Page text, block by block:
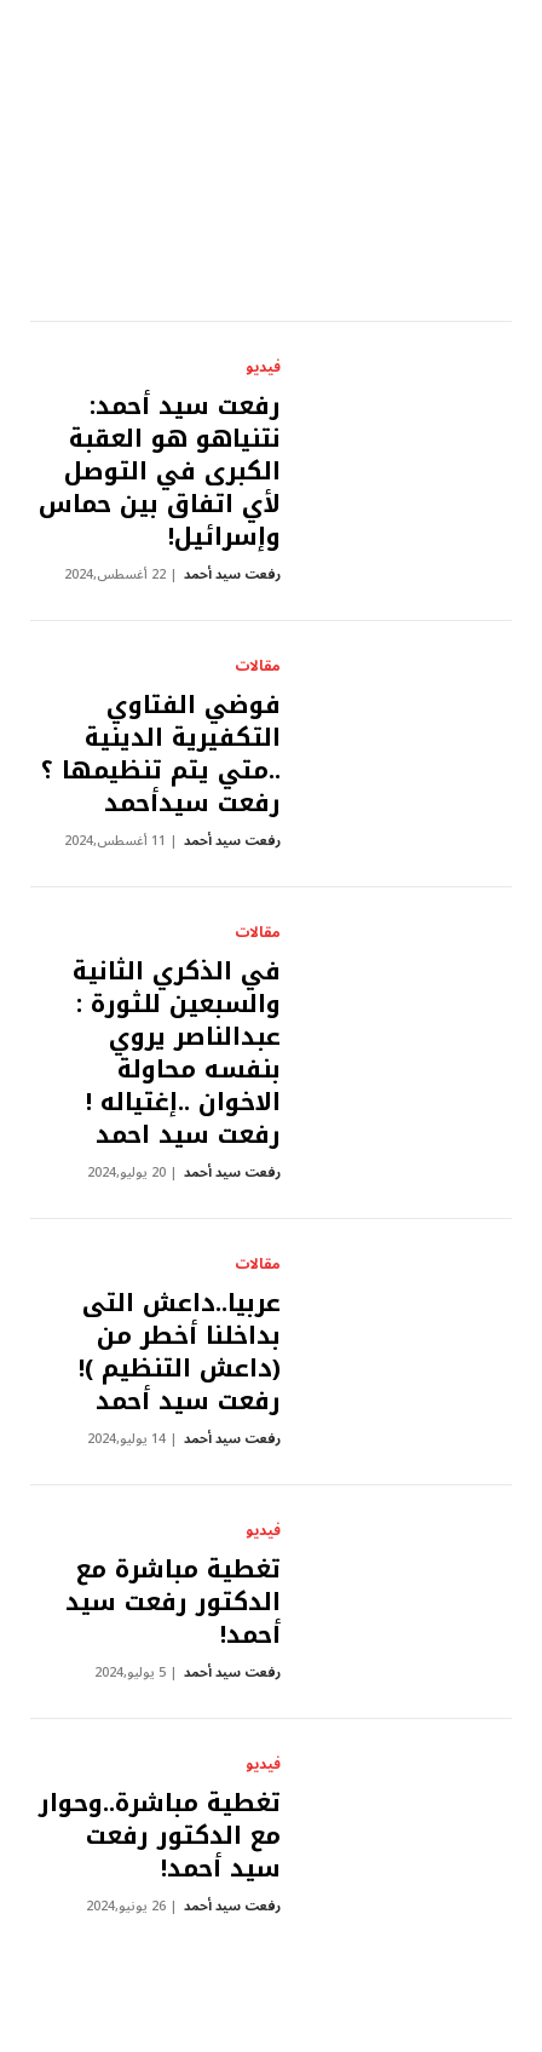
فيديو
رفعت سيد أحمد:
نتنياهو هو العقبة
الكبرى في التوصل
لأي اتفاق بين حماس
وإسرائيل!
رفعت سيد أحمد 22 أغسطس,2024
مقالات
فوضي الفتاوي
التكفيرية الدينية
..متي يتم تنظيمها ؟
رفعت سيدأحمد
رفعت سيد أحمد 11 أغسطس,2024
مقالات
في الذكري الثانية
والسبعين للثورة :
عبدالناصر يروي
بنفسه محاولة
الاخوان ..إغتياله !
رفعت سيد احمد
رفعت سيد أحمد 20 يوليو,2024
مقالات
عربيا..داعش التى
بداخلنا أخطر من
(داعش التنظيم )!
رفعت سيد أحمد
رفعت سيد أحمد 14 يوليو,2024
فيديو
تغطية مباشرة مع
الدكتور رفعت سيد
أحمد!
رفعت سيد أحمد 5 يوليو,2024
فيديو
تغطية مباشرة..وحوار
مع الدكتور رفعت
سيد أحمد!
رفعت سيد أحمد 26 يونيو,2024